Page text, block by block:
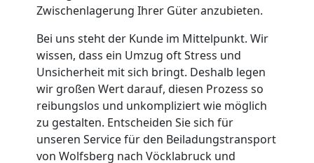
Zwischenlagerung Ihrer Güter anzubieten.
Bei uns steht der Kunde im Mittelpunkt. Wir
wissen, dass ein Umzug oft Stress und
Unsicherheit mit sich bringt. Deshalb legen
wir großen Wert darauf, diesen Prozess so
reibungslos und unkompliziert wie möglich
zu gestalten. Entscheiden Sie sich für
unseren Service für den Beiladungstransport
von Wolfsberg nach Vöcklabruck und
Umzug
Wolfsberg
Umzug